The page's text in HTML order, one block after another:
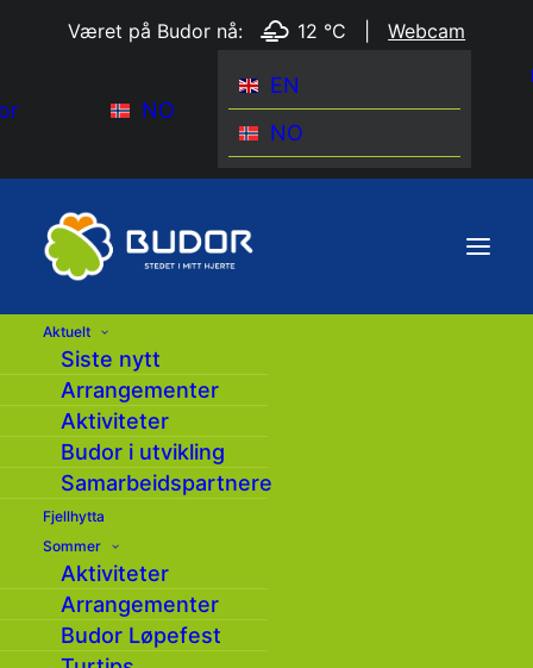
Været på Budor nå: 12 °C |Webcam
NO
EN
NO
Aktuelt
Siste nytt
Arrangementer
Aktiviteter
Budor i utvikling
Samarbeidspartnere
Fjellhytta
Sommer
Aktiviteter
Arrangementer
Budor Løpefest